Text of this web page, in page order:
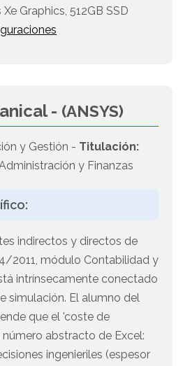
Graphics, 512GB SSD
- (ANSYS)
y Gestión - Titulación:
y Finanzas
indirectos y directos de
2011, módulo Contabilidad y
intrínsecamente conectado
simulación. El alumno del
que el 'coste de
abstracto de Excel:
ingenieriles (espesor